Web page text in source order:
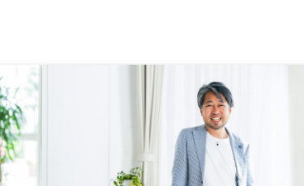
ったなと思えることを期待し
。 まずはお話を聞いてみる
も資金の使い道の選択肢は増
思うので、良いと思います。